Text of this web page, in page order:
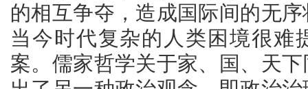
的相互争夺，造成国际间的无
当今时代复杂的人类困境很难
案。儒家哲学关于家、国、天